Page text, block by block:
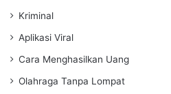
Kriminal
Aplikasi Viral
Cara Menghasilkan Uang
Olahraga Tanpa Lompat